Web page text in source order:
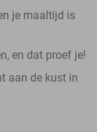
je maaltijd is
en dat proef je!
aan de kust in